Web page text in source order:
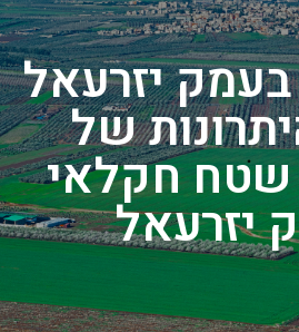
יזרעאל
של
חקלאי
יזרעאל